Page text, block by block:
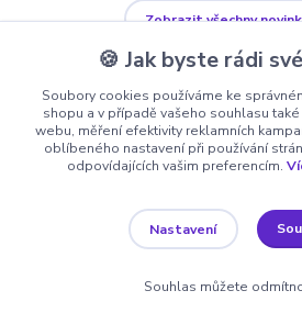
Zobrazit všechny
Nepropásněte
🍪 Jak byste rádi
Soubory cookies používáme ke
shopu a v případě vašeho souhlasu
webu, měření efektivity reklamních
oblíbeného nastavení při používání
odpovídajících vašim preferencím.
Nastavení
Souhlas můžete